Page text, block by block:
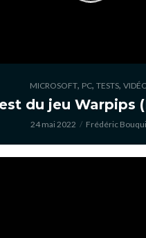
MICROSOFT, PC, TESTS,
du jeu Warpips
24 mai 2022 Frédéric